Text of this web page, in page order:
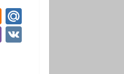
Odnoklassniki
Viber